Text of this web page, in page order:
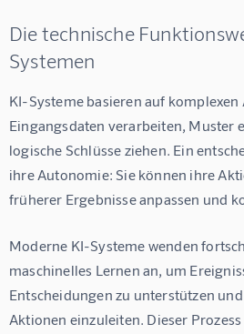
Die technische
Systemen
KI-Systeme basieren auf
Eingangsdaten verarbeiten, Muster
logische Schlüsse ziehen. Ein
ihre Autonomie: Sie können ihre
früherer Ergebnisse anpassen und
Moderne KI-Systeme wenden
maschinelles Lernen an, um
Entscheidungen zu unterstützen
Aktionen einzuleiten. Dieser